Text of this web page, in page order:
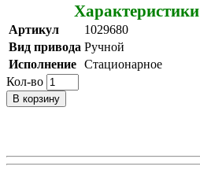
Характеристики
Артикул
1029680
Вид привода Ручной
Исполнение Стационарное
Кол-во
В корзину